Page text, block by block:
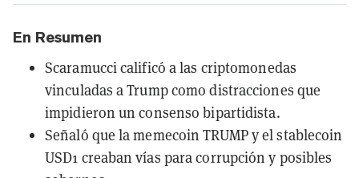
En Resumen
Scaramucci calificó a las criptomonedas
vinculadas a Trump como distracciones que
impidieron un consenso bipartidista.
Señaló que la memecoin TRUMP y el stablecoin
USD1 creaban vías para corrupción y posibles